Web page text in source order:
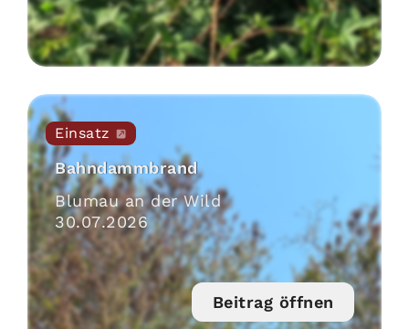
Einsatz
Bahndammbrand
Blumau an der Wild
30.07.2026
Beitrag öffnen